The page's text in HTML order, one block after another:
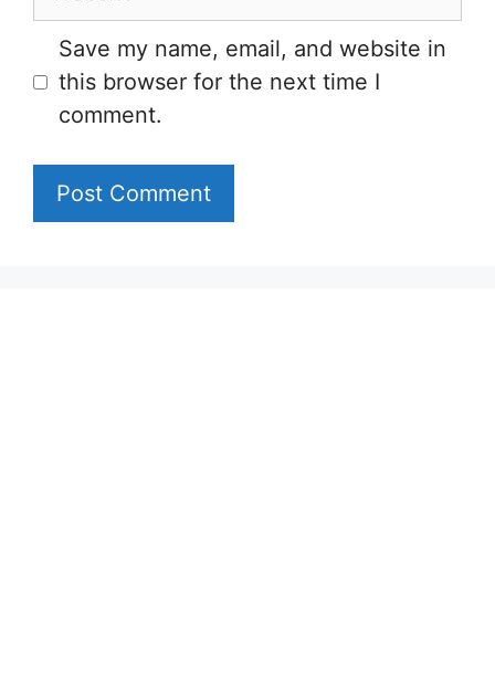
Save my name, email, and website in
this browser for the next time I
comment.